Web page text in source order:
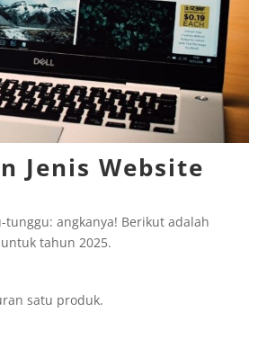
Jenis Website
angkanya! Berikut adalah
tahun 2025.
satu produk.